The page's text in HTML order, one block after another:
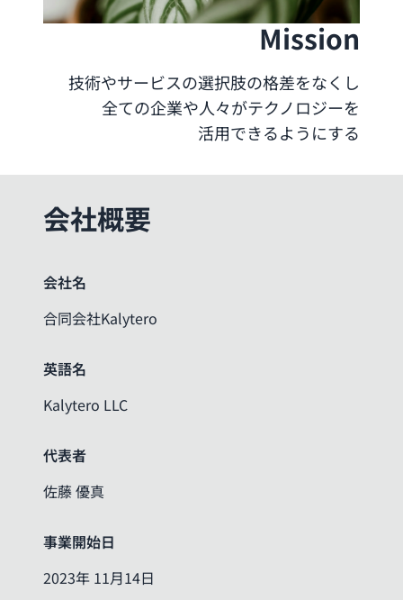
Mission
技術やサービスの選択肢の格差をなくし
全ての企業や人々がテクノロジーを
活用できるようにする
会社概要
会社名
合同会社Kalytero
英語名
Kalytero LLC
代表者
佐藤 優真
事業開始日
2023年 11月14日